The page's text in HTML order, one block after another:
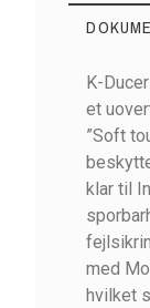
K-
et
”Soft
klar til
med
hvilket